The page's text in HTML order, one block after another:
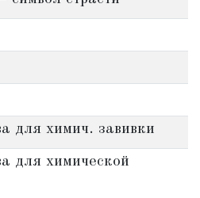
для химич. завивки
для химической